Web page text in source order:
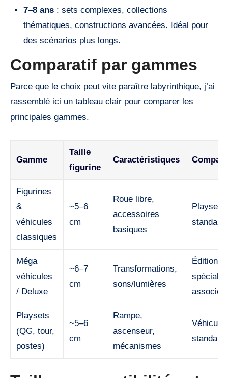
7–8 ans: sets complexes, collections
thématiques, constructions avancées. Idéal pour
des scénarios plus longs.
Comparatif par gammes
Parce que le choix peut vite paraître labyrinthique, j’ai
rassemblé ici un tableau clair pour comparer les
principales gammes.
Gamme
Taille
figurine
Caractéristiques
Figurines
&
véhicules
classiques
~5–6
cm
Roue libre,
accessoires
basiques
Playsets
standard
Méga
véhicules
/ Deluxe
~6–7
cm
Transformations,
sons/lumières
Éditions
spéciales
Playsets
(QG, tour,
postes)
~5–6
cm
Rampe,
ascenseur,
mécanismes
standard